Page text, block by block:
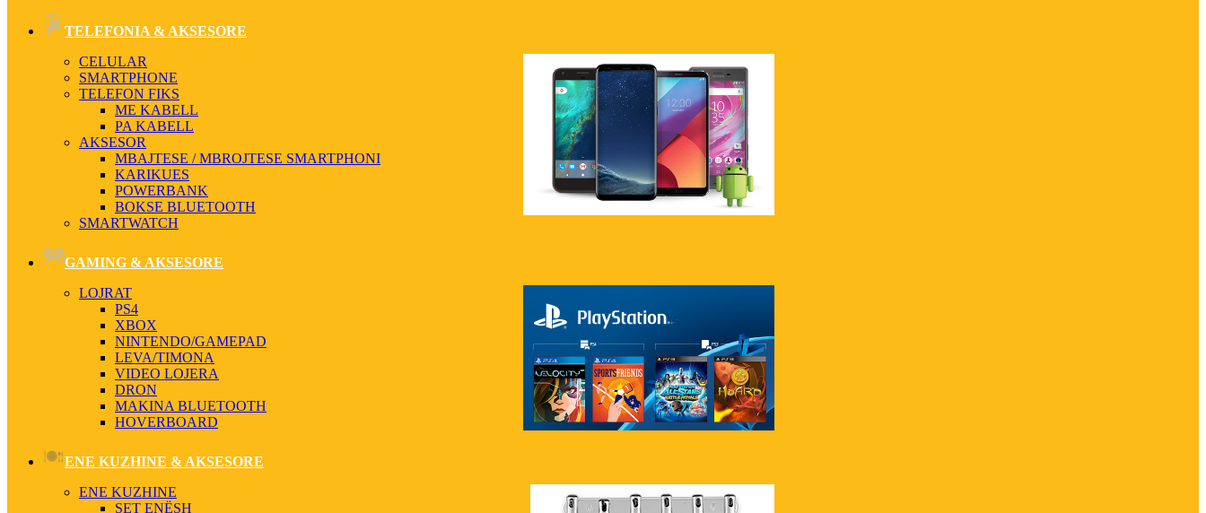
TELEFONIA & AKSESORE
CELULAR
SMARTPHONE
TELEFON FIKS
ME KABELL
PA KABELL
AKSESOR
MBAJTESE / MBROJTESE SMARTPHONI
KARIKUES
POWERBANK
BOKSE BLUETOOTH
SMARTWATCH
GAMING & AKSESORE
LOJRAT
PS4
XBOX
NINTENDO/GAMEPAD
LEVA/TIMONA
VIDEO LOJERA
DRON
MAKINA BLUETOOTH
HOVERBOARD
ENE KUZHINE & AKSESORE
ENE KUZHINE
SET ENËSH